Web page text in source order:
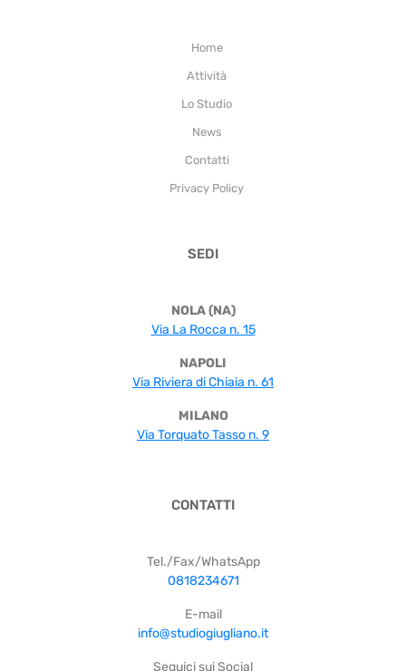
Home
Attività
Lo Studio
News
Contatti
Privacy Policy
SEDI
NOLA (NA)
Via La Rocca n. 15
NAPOLI
Via Riviera di Chiaia n. 61
MILANO
Via Torquato Tasso n. 9
CONTATTI
Tel./Fax/WhatsApp
0818234671
E-mail
info@studiogiugliano.it
Seguici sui Social